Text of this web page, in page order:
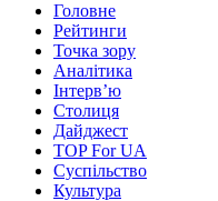
Головне
Рейтинги
Точка зору
Аналітика
Інтерв’ю
Столиця
Дайджест
TOP For UA
Суспiльство
Культура